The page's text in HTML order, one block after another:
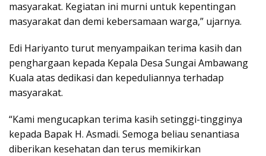
masyarakat. Kegiatan ini murni untuk kepentingan
masyarakat dan demi kebersamaan warga,” ujarnya.
Edi Hariyanto turut menyampaikan terima kasih dan
penghargaan kepada Kepala Desa Sungai Ambawang
Kuala atas dedikasi dan kepeduliannya terhadap
masyarakat.
“Kami mengucapkan terima kasih setinggi-tingginya
kepada Bapak H. Asmadi. Semoga beliau senantiasa
diberikan kesehatan dan terus memikirkan